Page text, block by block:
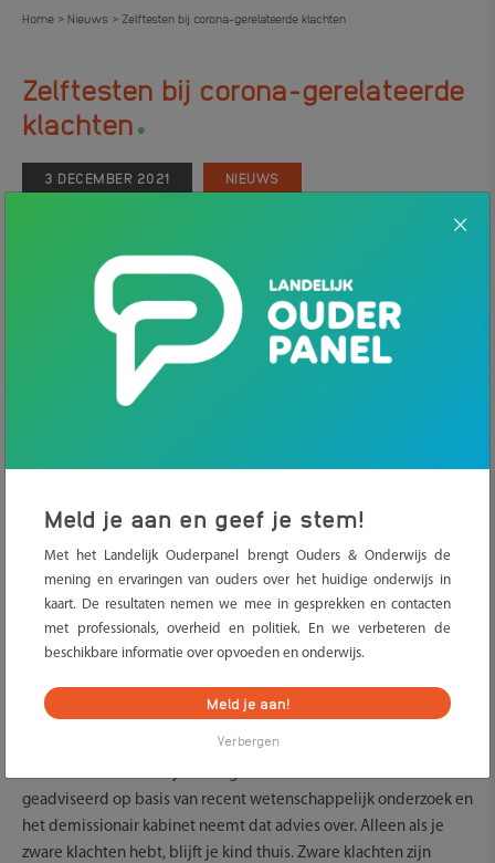
Home > Nieuws > Zelftesten bij corona-gerelateerde klachten
Zelftesten bij corona-gerelateerde
klachten.
3 DECEMBER 2021 NIEUWS
Nieuw onderzoek toont aan dat zelftesten ook geschikt zijn om
te gebruiken bij mensen met corona-gerelateerde klachten. Het
kabinet neemt dit advies van het OMT over. Leerlingen die
corona-gerelateerde klachten hebben, kunnen vanaf nu dus een
zelftest doen of naar de GGD. Bij een positieve zelftest is een
GGD-test altijd nodig. Met dit advies is de verwachting dat meer
mensen zich testen bij klachten.
Concreet betekent het dat leerlingen met verkoudheidsklachten
geadviseerd op basis van recent wetenschappelijk onderzoek en
het demissionair kabinet neemt dat advies over. Alleen als je
zware klachten hebt, blijft je kind thuis. Zware klachten zijn
Meld je aan en geef je stem!
Met het Landelijk Ouderpanel brengt Ouders & Onderwijs de
mening en ervaringen van ouders over het huidige onderwijs in
kaart. De resultaten nemen we mee in gesprekken en contacten
met professionals, overheid en politiek. En we verbeteren de
beschikbare informatie over opvoeden en onderwijs.
Meld je aan!
Verbergen